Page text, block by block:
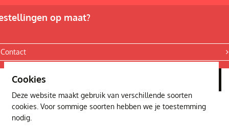
op maat?
Contact
Privacyverklaring
Cookies
Deze website maakt gebruik van verschillende soorten
cookies. Voor sommige soorten hebben we je toestemming
nodig.